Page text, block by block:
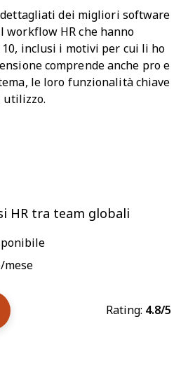
dettagliati dei migliori software
workflow HR che hanno
inclusi i motivi per cui li ho
comprende anche pro e
le loro funzionalità chiave
utilizzo.
HR tra team globali
mese
Rating: 4.8/5